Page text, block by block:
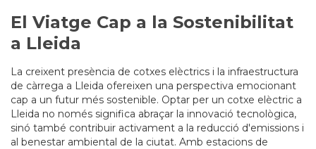
El Viatge Cap a la Sostenibilitat
a Lleida
La creixent presència de cotxes elèctrics i la infraestructura
de càrrega a Lleida ofereixen una perspectiva emocionant
cap a un futur més sostenible. Optar per un cotxe elèctric a
Lleida no només significa abraçar la innovació tecnològica,
sinó també contribuir activament a la reducció d'emissions i
al benestar ambiental de la ciutat. Amb estacions de